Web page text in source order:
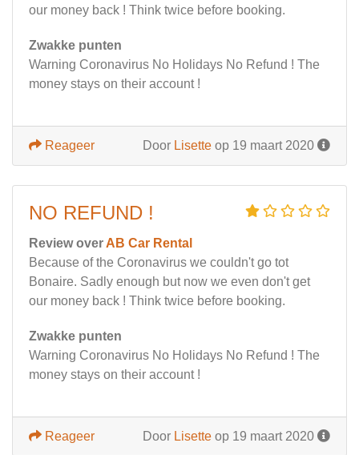
our money back ! Think twice before booking.
Zwakke punten
Warning Coronavirus No Holidays No Refund ! The
money stays on their account !
Door Lisette op 19 maart 2020
Reageer
NO REFUND !
Review over AB Car Rental
Because of the Coronavirus we couldn't go tot
Bonaire. Sadly enough but now we even don't get
our money back ! Think twice before booking.
Zwakke punten
Warning Coronavirus No Holidays No Refund ! The
money stays on their account !
Door Lisette op 19 maart 2020
Reageer